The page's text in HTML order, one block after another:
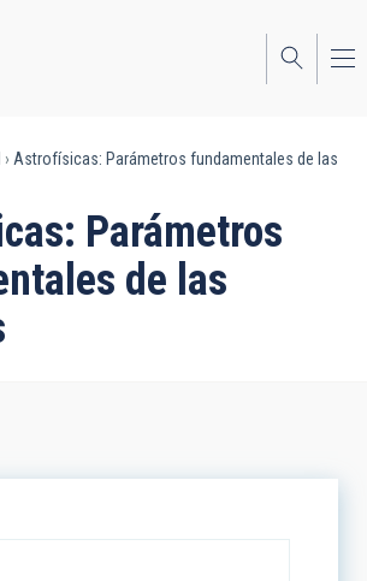
Astrofísicas: Parámetros fundamentales de las
Parámetros
de las